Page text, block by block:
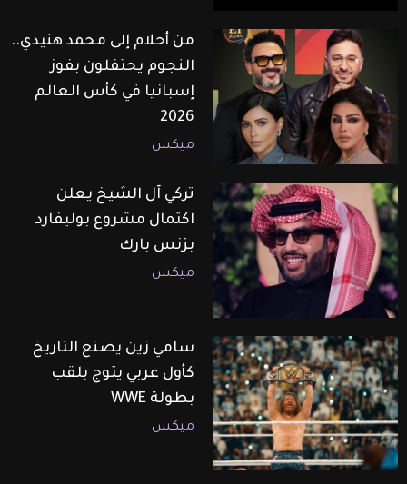
من أحلام إلى محمد هنيدي..
النجوم يحتفلون بفوز
إسبانيا في كأس العالم
2026
ميكس
تركي آل الشيخ يعلن
اكتمال مشروع بوليفارد
بزنس بارك
ميكس
سامي زين يصنع التاريخ
كأول عربي يتوج بلقب
بطولة WWE
ميكس